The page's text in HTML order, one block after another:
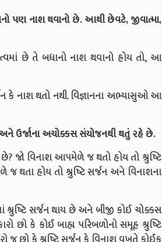
પણ નાશ થવાનો છે. આથી છેવટે, જીવાત્મા,
છે તે બધાનો નાશ થવાનો હોય તો, આ
કે નાશ થતો નથી. વિજ્ઞાનના અભ્યાસુઓ આ
ઉર્જાના અચોક્કસ સંયોજનથી થતું રહે છે.
જો વિનાશ આપમેળે જ થતો હોય તો શ્રુષ્ટિ
થતા હોય તો શ્રુષ્ટિ સર્જન અને વિનાશના
શ્રુષ્ટિ સર્જન થાય છે અને બીજી કોઈ ચોક્કસ
છો કે કોઈ બાહ્ય પરિબળોનો સમૂહ શ્રુષ્ટિ